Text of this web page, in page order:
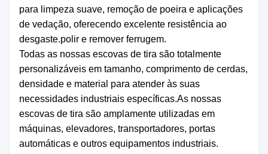
para limpeza suave, remoção de poeira e aplicações
de vedação, oferecendo excelente resistência ao
desgaste.polir e remover ferrugem.
Todas as nossas escovas de tira são totalmente
personalizáveis em tamanho, comprimento de cerdas,
densidade e material para atender às suas
necessidades industriais específicas.As nossas
escovas de tira são amplamente utilizadas em
máquinas, elevadores, transportadores, portas
automáticas e outros equipamentos industriais.